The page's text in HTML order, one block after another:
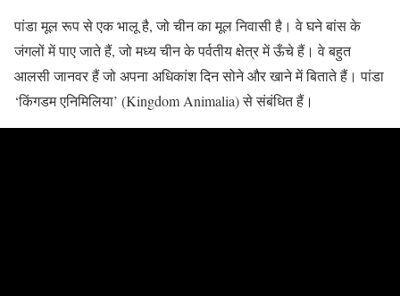
पांडा मूल रूप से एक भालू है, जो चीन का मूल निवासी है। वे घने बांस के
जंगलों में पाए जाते हैं, जो मध्य चीन के पर्वतीय क्षेत्र में ऊँचे हैं। वे बहुत
आलसी जानवर हैं जो अपना अधिकांश दिन सोने और खाने में बिताते हैं। पांडा
‘किंगडम एनिमिलिया’ (Kingdom Animalia) से संबंधित हैं।